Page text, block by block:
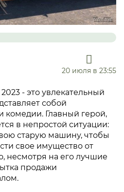
20 июля в 23:55
- это увлекательный
собой
Главный герой,
в непростой ситуации:
старую машину, чтобы
свое имущество от
несмотря на его лучшие
продажи